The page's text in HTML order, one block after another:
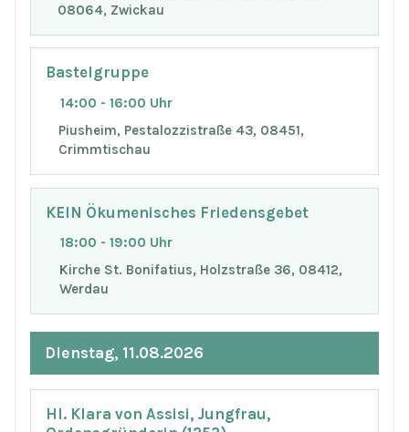
08064, Zwickau
Bastelgruppe
14:00 - 16:00 Uhr
Piusheim, Pestalozzistraße 43, 08451,
Crimmtischau
KEIN Ökumenisches Friedensgebet
18:00 - 19:00 Uhr
Kirche St. Bonifatius, Holzstraße 36, 08412,
Werdau
Dienstag, 11.08.2026
Hl. Klara von Assisi, Jungfrau,